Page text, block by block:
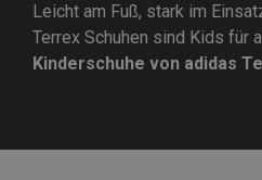
Leicht am Fuß, stark im
Terrex Schuhen sind Kids für
Kinderschuhe von adidas